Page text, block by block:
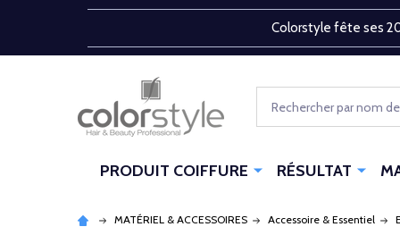
Colorstyle fête ses
PRODUIT COIFFURE RÉSULTAT
MATÉRIEL & ACCESSOIRES Accessoire & Essentiel